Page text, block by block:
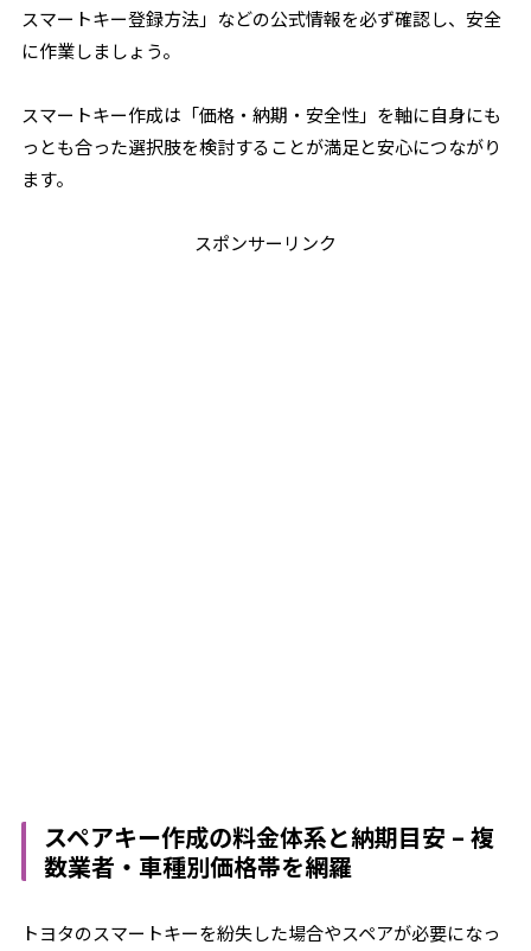
スマートキー登録方法」などの公式情報を必ず確認し、安全
に作業しましょう。
スマートキー作成は「価格・納期・安全性」を軸に自身にも
っとも合った選択肢を検討することが満足と安心につながり
ます。
スポンサーリンク
スペアキー作成の料金体系と納期目安 – 複
数業者・車種別価格帯を網羅
トヨタのスマートキーを紛失した場合やスペアが必要になっ